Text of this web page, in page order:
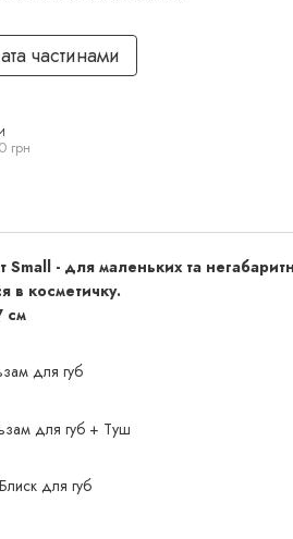
частинами
грн
Small - для маленьких та
в косметичку.
см
для губ
для губ + Туш
для губ